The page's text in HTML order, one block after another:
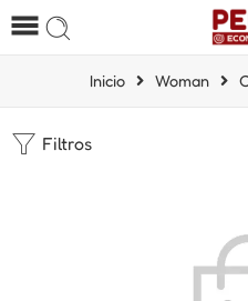
Inicio Woman
Filtros